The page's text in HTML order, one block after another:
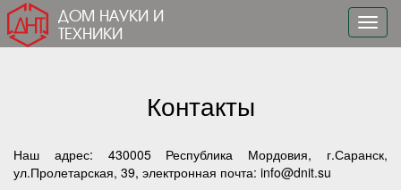
ДОМ НАУКИ И
ТЕХНИКИ
Контакты
Наш адрес: 430005 Республика Мордовия, г.Саранск,
ул.Пролетарская, 39, электронная почта: info@dnit.su